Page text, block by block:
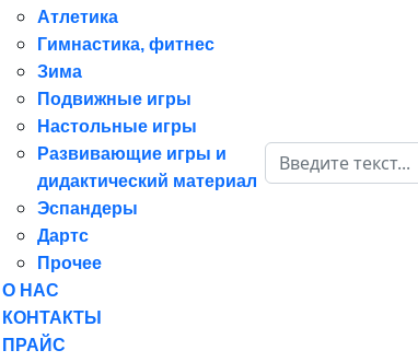
Атлетика
Гимнастика, фитнес
Зима
Подвижные игры
Настольные игры
Развивающие игры и
дидактический материал
Эспандеры
Дартс
Прочее
О НАС
КОНТАКТЫ
ПРАЙС
Поиск